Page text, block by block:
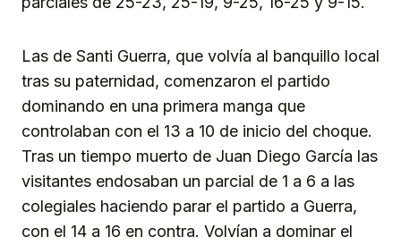
Las de Santi Guerra, que volvía al banquillo local
tras su paternidad, comenzaron el partido
dominando en una primera manga que
controlaban con el 13 a 10 de inicio del choque.
Tras un tiempo muerto de Juan Diego García las
visitantes endosaban un parcial de 1 a 6 a las
colegiales haciendo parar el partido a Guerra,
con el 14 a 16 en contra. Volvían a dominar el